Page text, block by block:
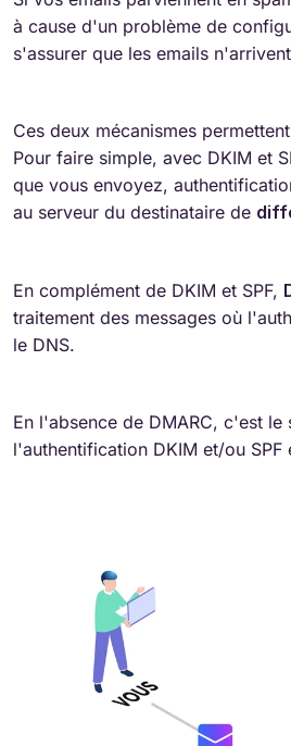
à cause d'un problème de
s'assurer que les emails
Ces deux mécanismes
Pour faire simple, avec DKIM et
que vous envoyez,
au serveur du destinataire de
En complément de DKIM et SPF,
traitement des messages où
le DNS.
En l'absence de DMARC, c'est
l'authentification DKIM et/ou SPF